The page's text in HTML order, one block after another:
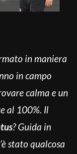
in maniera
in campo
calma e un
al 100%. Il
? Guida in
stato qualcosa